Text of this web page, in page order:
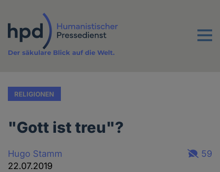
Inhalt
Menu
Der säkulare Blick auf die Welt.
RELIGIONEN
"Gott ist treu"?
Hugo Stamm
22.07.2019
59